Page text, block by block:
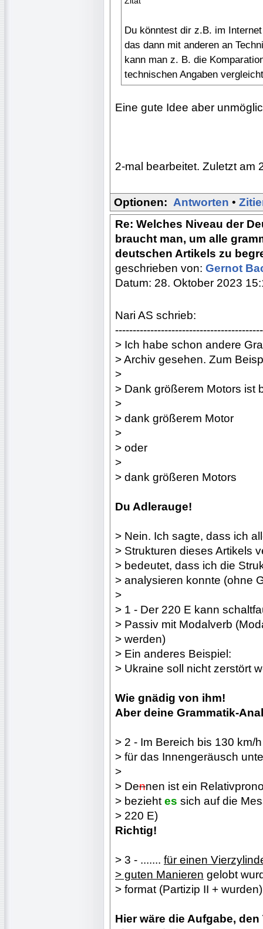
Du könntest dir z.B. im
das dann mit anderen an
kann man z. B. die
technischen Angaben
Eine gute Idee aber
2-mal bearbeitet. Zuletzt am
Optionen: Antworten •
Re: Welches Niveau der
braucht man, um alle
deutschen Artikels zu
geschrieben von: Gernot
Datum: 28. Oktober 2023
Nari AS schrieb:
> Ich habe schon andere
> Archiv gesehen. Zum
>
> Dank größerem Motors ist
>
> dank größerem Motor
>
> oder
>
> dank größeren Motors
Du Adlerauge!
> Nein. Ich sagte, dass ich
> Strukturen dieses Artikels
> bedeutet, dass ich die
> analysieren konnte (ohne
>
> 1 - Der 220 E kann
> Passiv mit Modalverb
> werden)
> Ein anderes Beispiel:
> Ukraine soll nicht zerstört
Wie gnädig von ihm!
Aber deine Grammatik-
> 2 - Im Bereich bis 130 km/
> für das Innengeräusch
>
> Dennen ist ein
> bezieht es sich auf die
> 220 E)
Richtig!
> 3 - ....... für einen
> guten Manieren gelobt
> format (Partizip II + wurden)
Hier wäre die Aufgabe,